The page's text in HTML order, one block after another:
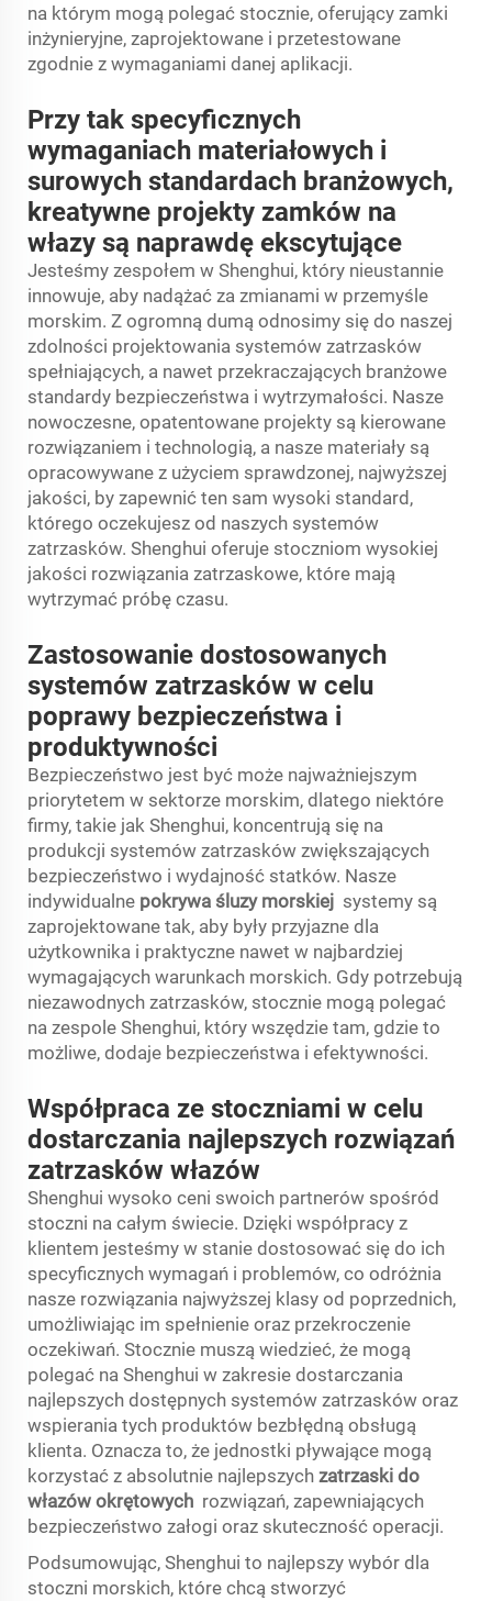
na którym mogą polegać stocznie, oferujący zamki
inżynieryjne, zaprojektowane i przetestowane
zgodnie z wymaganiami danej aplikacji.
Przy tak specyficznych
wymaganiach materiałowych i
surowych standardach branżowych,
kreatywne projekty zamków na
włazy są naprawdę ekscytujące
Jesteśmy zespołem w Shenghui, który nieustannie
innowuje, aby nadążać za zmianami w przemyśle
morskim. Z ogromną dumą odnosimy się do naszej
zdolności projektowania systemów zatrzasków
spełniających, a nawet przekraczających branżowe
standardy bezpieczeństwa i wytrzymałości. Nasze
nowoczesne, opatentowane projekty są kierowane
rozwiązaniem i technologią, a nasze materiały są
opracowywane z użyciem sprawdzonej, najwyższej
jakości, by zapewnić ten sam wysoki standard,
którego oczekujesz od naszych systemów
zatrzasków. Shenghui oferuje stoczniom wysokiej
jakości rozwiązania zatrzaskowe, które mają
wytrzymać próbę czasu.
Zastosowanie dostosowanych
systemów zatrzasków w celu
poprawy bezpieczeństwa i
produktywności
Bezpieczeństwo jest być może najważniejszym
priorytetem w sektorze morskim, dlatego niektóre
firmy, takie jak Shenghui, koncentrują się na
produkcji systemów zatrzasków zwiększających
bezpieczeństwo i wydajność statków. Nasze
indywidualne pokrywa śluzy morskiej systemy są
zaprojektowane tak, aby były przyjazne dla
użytkownika i praktyczne nawet w najbardziej
wymagających warunkach morskich. Gdy potrzebują
niezawodnych zatrzasków, stocznie mogą polegać
na zespole Shenghui, który wszędzie tam, gdzie to
możliwe, dodaje bezpieczeństwa i efektywności.
Współpraca ze stoczniami w celu
dostarczania najlepszych rozwiązań
zatrzasków włazów
Shenghui wysoko ceni swoich partnerów spośród
stoczni na całym świecie. Dzięki współpracy z
klientem jesteśmy w stanie dostosować się do ich
specyficznych wymagań i problemów, co odróżnia
nasze rozwiązania najwyższej klasy od poprzednich,
umożliwiając im spełnienie oraz przekroczenie
oczekiwań. Stocznie muszą wiedzieć, że mogą
polegać na Shenghui w zakresie dostarczania
najlepszych dostępnych systemów zatrzasków oraz
wspierania tych produktów bezbłędną obsługą
klienta. Oznacza to, że jednostki pływające mogą
korzystać z absolutnie najlepszych zatrzaski do
włazów okrętowych rozwiązań, zapewniających
bezpieczeństwo załogi oraz skuteczność operacji.
Podsumowując, Shenghui to najlepszy wybór dla
stoczni morskich, które chcą stworzyć